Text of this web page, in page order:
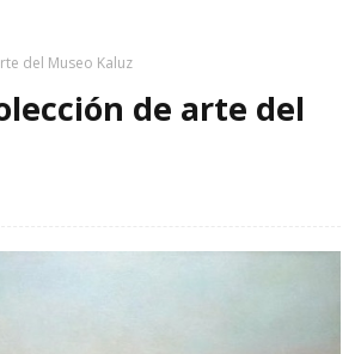
del Museo Kaluz
de arte del